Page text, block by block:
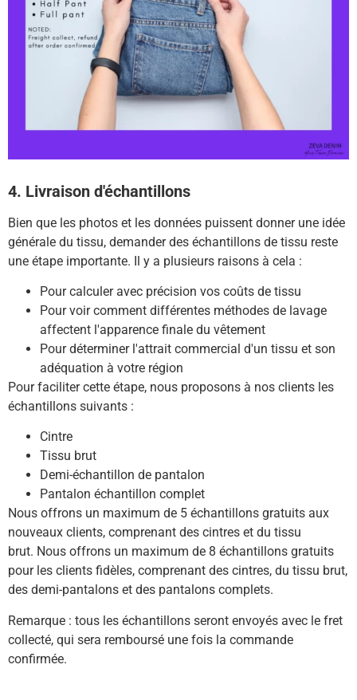
4. Livraison d'échantillons
Bien que les photos et les données puissent donner une idée
générale du tissu, demander des échantillons de tissu reste
une étape importante. Il y a plusieurs raisons à cela :
Pour calculer avec précision vos coûts de tissu
Pour voir comment différentes méthodes de lavage
affectent l'apparence finale du vêtement
Pour déterminer l'attrait commercial d'un tissu et son
adéquation à votre région
Pour faciliter cette étape, nous proposons à nos clients les
échantillons suivants :
Cintre
Tissu brut
Demi-échantillon de pantalon
Pantalon échantillon complet
Nous offrons un maximum de 5 échantillons gratuits aux
nouveaux clients, comprenant des cintres et du tissu
brut. Nous offrons un maximum de 8 échantillons gratuits
pour les clients fidèles, comprenant des cintres, du tissu brut,
des demi-pantalons et des pantalons complets.
Remarque : tous les échantillons seront envoyés avec le fret
collecté, qui sera remboursé une fois la commande
confirmée.